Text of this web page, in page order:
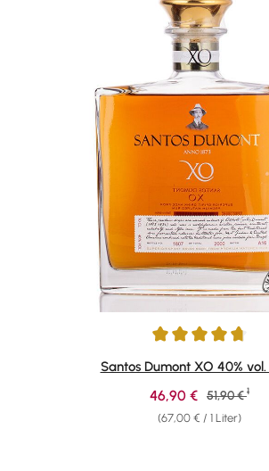
Durchschnittliche Bewertung von 4.87
Santos Dumont XO 40%
(67,00 € / 1 Liter)
46,90 € Regulärer
51,90 € 1